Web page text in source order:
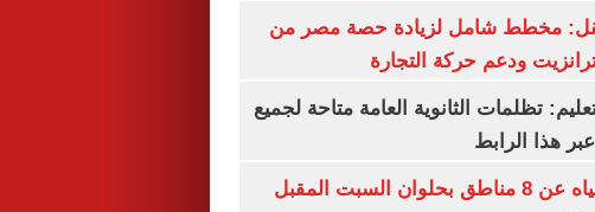
مخطط شامل لزيادة حصة مصر من
ودعم حركة التجارة
تظلمات الثانوية العامة متاحة لجميع
هذا الرابط
قطع المياه عن 8 مناطق بحلوان السبت المقبل